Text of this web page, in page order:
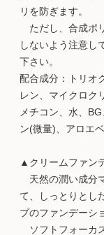
リを防ぎます。
ただし、合成ポ
しないよう注意し
下さい。
配合成分：トリオ
レン、マイクロク
メチコン、水、
ン(微量)、アロエ
▲クリームファン
天然の潤い成分
て、しっとりとし
プのファンデーシ
ソフトフォーカ